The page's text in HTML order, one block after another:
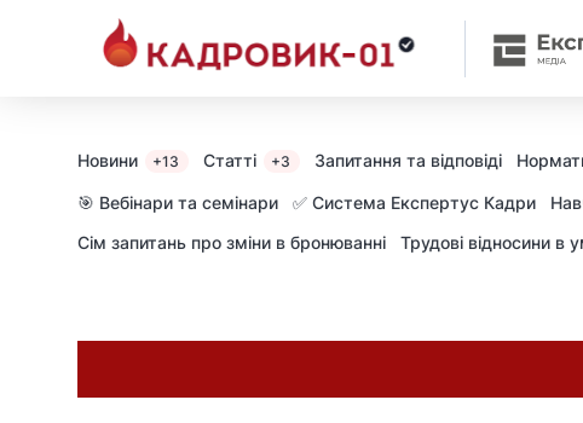
Новини +13 Статті +3 Запитання та відповіді
🎯 Вебінари та семінари ✅ Система Експертус Кадри
Сім запитань про зміни в бронюванні
Трудові відносини в